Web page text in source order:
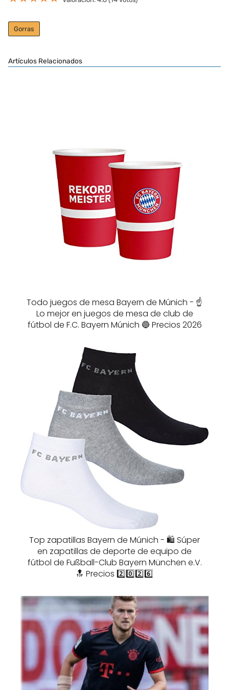
Gorras
Artículos Relacionados
Todo juegos de mesa Bayern de Múnich - ☝️
Lo mejor en juegos de mesa de club de
fútbol de F.C. Bayern Múnich 🔵 Precios 2026
Top zapatillas Bayern de Múnich - 🛍️ Súper
en zapatillas de deporte de equipo de
fútbol de Fußball-Club Bayern München e.V.
🔝 Precios 2️⃣0️⃣2️⃣6️⃣